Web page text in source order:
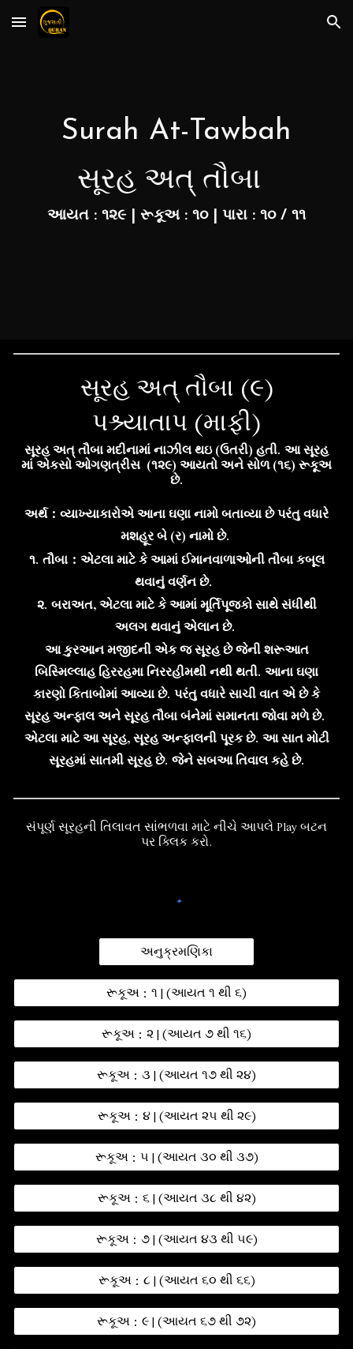
Skip to main content Skip to navigation
Surah At-Tawbah
સૂરહ અત્‌ તૌબા
આયત : ૧૨૯| રૂકૂઅ : ૧૦ | પારા : ૧૦/ ૧૧
સૂરહઅત્તૌબા(૯)
પશ્ર્યાતાપ (માફી)
સૂરહ અત્ તૌબા મદીનામાં નાઝીલ થઇ(ઉતરી) હતી.આસૂરહ
માંએકસો ઓગણત્રીસ (૧૨૯) આયતો અને સોળ (૧૬) રૂકૂઅ
છે.
અર્થ : વ્યાખ્યાકારોએ આના ઘણા નામો બતાવ્યા છે પરંતુ વધારે
મશહૂર બે (ર) નામો છે.
૧. તૌબા : એટલા માટે કે આમાં ઈમાનવાળાઓની તૌબા કબૂલ
થવાનું વર્ણન છે.
૨. બરાઅત, એટલા માટે કે આમાં મૂર્તિપૂજકો સાથે સંધીથી
અલગ થવાનું એલાન છે.
આ કુરઆન મજીદની એક જ સૂરહ છે જેની શરૂઆત
બિસ્મિલ્લાહ હિરરહમા નિરરહીમથી નથી થતી. આના ઘણા
કારણો કિતાબોમાં આવ્યા છે. પરંતુ વધારે સાચી વાત એ છે કે
સૂરહ અન્ફાલ અને સૂરહ તૌબા બંનેમાં સમાનતા જોવા મળે છે.
એટલા માટે આ સૂરહ, સૂરહ અન્ફાલની પૂરક છે. આ સાત મોટી
સૂરહમાં સાતમી સૂરહ છે. જેને સબઆ તિવાલ કહે છે.
સંપૂર્ણ સૂરહની તિલાવત સાંભળવા માટે નીચે આપલે Play બટન
પર ક્લિક કરો.
અનુક્રમણિકા
રૂકૂઅ : ૧ | (આયત ૧ થી ૬)
રૂકૂઅ : ૨ | (આયત ૭ થી ૧૬)
રૂકૂઅ : ૩ | (આયત ૧૭ થી ૨૪)
રૂકૂઅ : ૪ | (આયત ૨૫ થી ૨૯)
રૂકૂઅ : ૫ | (આયત ૩૦ થી ૩૭)
રૂકૂઅ : ૬ | (આયત ૩૮ થી ૪૨)
રૂકૂઅ : ૭ | (આયત ૪૩ થી ૫૯)
રૂકૂઅ : ૮ | (આયત ૬૦ થી ૬૬)
રૂકૂઅ : ૯ | (આયત ૬૭ થી ૭૨)